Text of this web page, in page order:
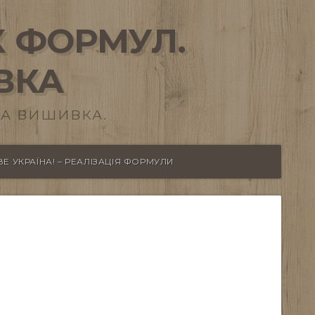
ФОРМУЛ.
ВИШИВКА.
УКРАЇНА! – РЕАЛІЗАЦІЯ ФОРМУЛИ